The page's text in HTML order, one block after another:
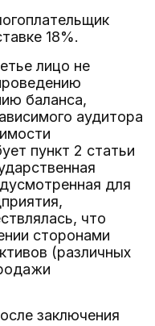
18%.
лицо не
баланса,
аудитора
пункт 2 статьи
для
что
сторонами
(различных
заключения